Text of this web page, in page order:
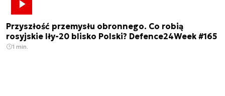
Przyszłość przemysłu obronnego. Co robią
rosyjskie Iły-20 blisko Polski? Defence24Week #165
1 min.